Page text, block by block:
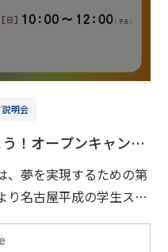
説明会
！オープンキャンパ
、夢を実現するための第
り名古屋平成の学生スタ
ています。なぜ名古屋平
いか？実習は大変なの